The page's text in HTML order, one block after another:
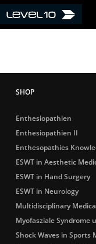
Enthesiopathien
Enthesiopathien II
Enthesopathies
ESWT in Aesthetic
ESWT in Hand Surgery
ESWT in Neurology
Multidisciplinary
Myofasziale Syndrome
Shock Waves in Sports